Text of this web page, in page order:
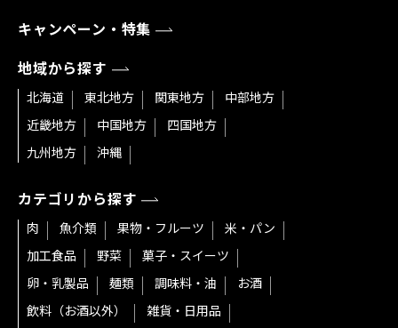
キャンペーン・特集
地域から探す
北海道 東北地方 関東地方
中部地方
近畿地方
中国地方
四国地方
九州地方
沖縄
カテゴリから探す
肉 魚介類 果物・フルーツ
米・パン
加工食品
野菜
菓子・スイーツ
卵・乳製品
麺類 調味料・油
お酒
飲料（お酒以外）
雑貨・日用品